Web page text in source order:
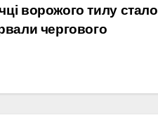
ворожого тилу стало
чергового